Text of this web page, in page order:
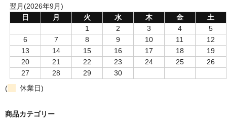
翌月(2026年9月)
日
月 火 水 木 金
土
1
2 3 4
5
6
7 8 9 10 11
12
13
14 15 16 17 18
19
20
21 22 23 24 25
26
27
28 29
30
(
休業日)
商品カテゴリー